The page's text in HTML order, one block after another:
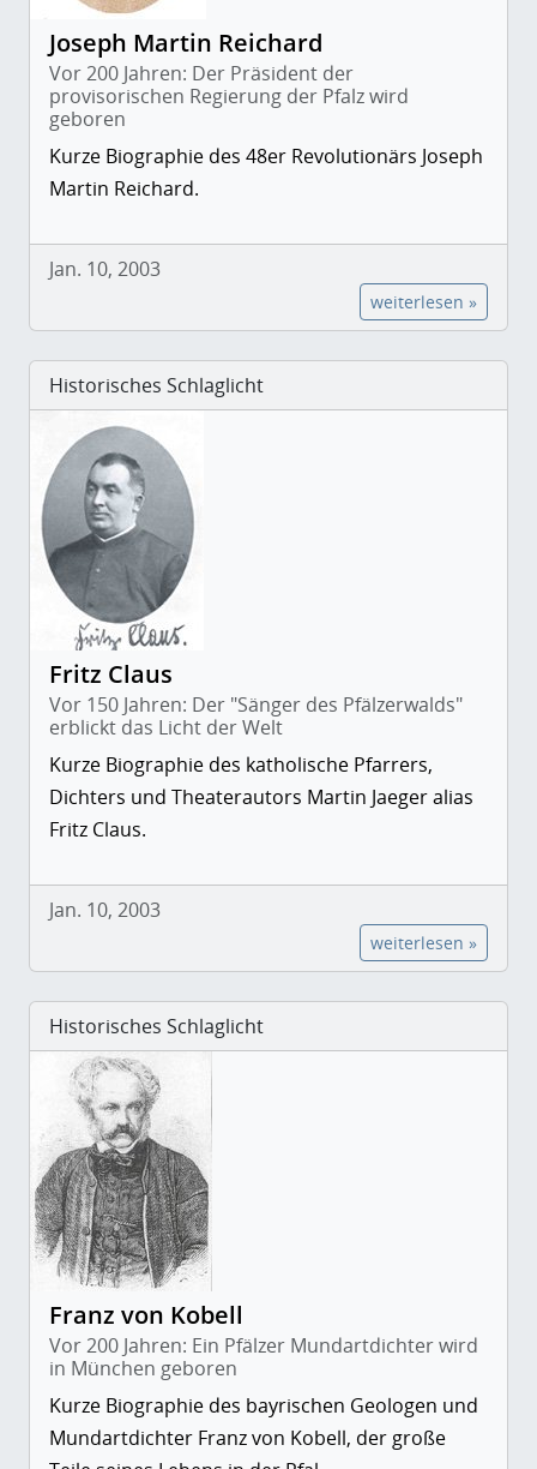
Joseph Martin Reichard
Vor 200 Jahren: Der Präsident der
provisorischen Regierung der Pfalz wird
geboren
Kurze Biographie des 48er Revolutionärs Joseph
Martin Reichard.
Jan. 10, 2003
weiterlesen »
Historisches Schlaglicht
Fritz Claus
Vor 150 Jahren: Der "Sänger des Pfälzerwalds"
erblickt das Licht der Welt
Kurze Biographie des katholische Pfarrers,
Dichters und Theaterautors Martin Jaeger alias
Fritz Claus.
Jan. 10, 2003
weiterlesen »
Historisches Schlaglicht
Franz von Kobell
Vor 200 Jahren: Ein Pfälzer Mundartdichter wird
in München geboren
Kurze Biographie des bayrischen Geologen und
Mundartdichter Franz von Kobell, der große